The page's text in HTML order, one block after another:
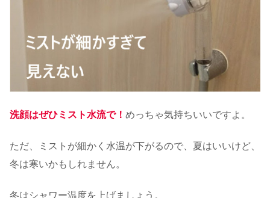
洗顔はぜひミスト水流で！ めっちゃ気持ちいいですよ。
ただ、ミストが細かく水温が下がるので、夏はいいけど、
冬は寒いかもしれません。
冬はシャワー温度を上げましょう。